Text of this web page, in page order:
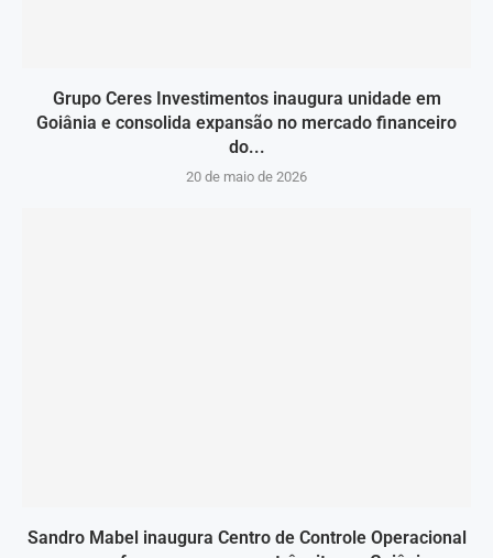
Grupo Ceres Investimentos inaugura unidade em
Goiânia e consolida expansão no mercado financeiro
do...
20 de maio de 2026
Sandro Mabel inaugura Centro de Controle Operacional